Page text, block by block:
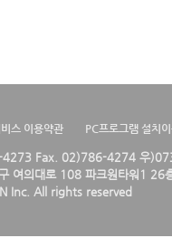
스 이용약관 PC프로그램 설치
4273 Fax. 02)786-4274 우
여의대로 108 파크원타워1 26
Inc. All rights reserved